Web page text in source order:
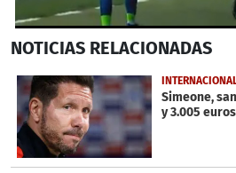
seconds
15
seconds
NOTICIAS RELACIONADAS
Simeone,
y 3.005